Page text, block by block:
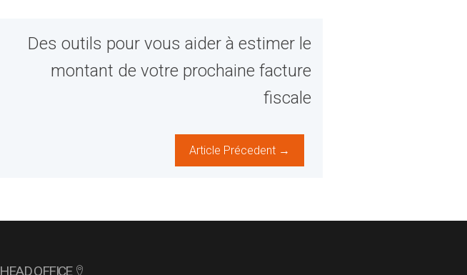
Des outils pour vous aider à estimer le
montant de votre prochaine facture
fiscale
Article Précedent →
HEAD OFFICE